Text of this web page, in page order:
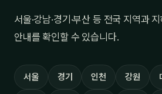
서울·강남·경기·부산 등 전국 지역과
안내를 확인할 수 있습니다.
서울 경기 인천 강원